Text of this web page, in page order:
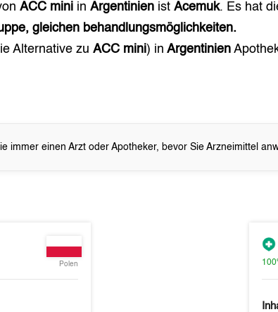
ACC mini inArgentinien istAcemuk. Es hat
gleichen behandlungsmöglichkeiten.
Alternative zuACC mini) inArgentinien
immer einen Arzt oder Apotheker, bevor Sie Arzneimittel
Polen